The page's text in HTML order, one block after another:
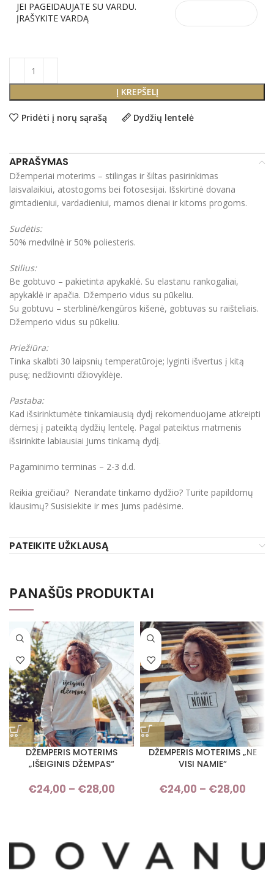
JEI PAGEIDAUJATE SU VARDU.
ĮRAŠYKITE VARDĄ
Į KREPŠELĮ
Pridėti į norų sąrašą Dydžių lentelė
APRAŠYMAS
Džemperiai moterims – stilingas ir šiltas pasirinkimas
laisvalaikiui, atostogoms bei fotosesijai. Išskirtinė dovana
gimtadieniui, vardadieniui, mamos dienai ir kitoms progoms.
Sudėtis:
50% medvilnė ir 50% poliesteris.
Stilius:
Be gobtuvo – pakietinta apykaklė. Su elastanu rankogaliai,
apykaklė ir apačia. Džemperio vidus su pūkeliu.
Su gobtuvu – sterblinė/kengūros kišenė, gobtuvas su raišteliais.
Džemperio vidus su pūkeliu.
Priežiūra:
Tinka skalbti 30 laipsnių temperatūroje; lyginti išvertus į kitą
pusę; nedžiovinti džiovyklėje.
Pastaba:
Kad išsirinktumėte tinkamiausią dydį rekomenduojame atkreipti
dėmesį į pateiktą dydžių lentelę. Pagal pateiktus matmenis
išsirinkite labiausiai Jums tinkamą dydį.
Pagaminimo terminas – 2-3 d.d.
Reikia greičiau? Nerandate tinkamo dydžio? Turite papildomų
klausimų? Susisiekite ir mes Jums padėsime.
PATEIKITE UŽKLAUSĄ
PANAŠŪS PRODUKTAI
DŽEMPERIS MOTERIMS
„IŠEIGINIS DŽEMPAS“
€24,00 – €28,00
Price range: €24,00 through
DŽEMPERIS MOTERIMS „NE
VISI NAMIE“
€24,00 – €28,00